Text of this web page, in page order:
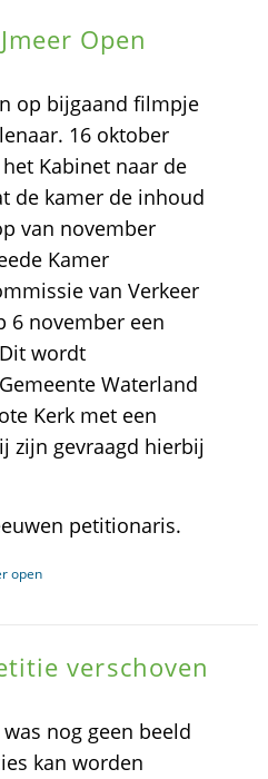
Open
op bijgaand filmpje
16 oktober
Kabinet naar de
de kamer de inhoud
van november
Kamer
van Verkeer
6 november een
wordt
Waterland
Kerk met een
zijn gevraagd hierbij
petitionaris.
open
verschoven
nog geen beeld
kan worden